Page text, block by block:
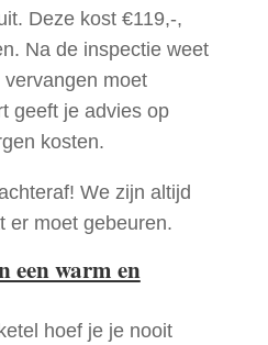
Deze kost €119,-,
Na de inspectie weet
moet
geeft je advies op
kosten.
We zijn altijd
er moet gebeuren.
een warm en
hoef je je nooit